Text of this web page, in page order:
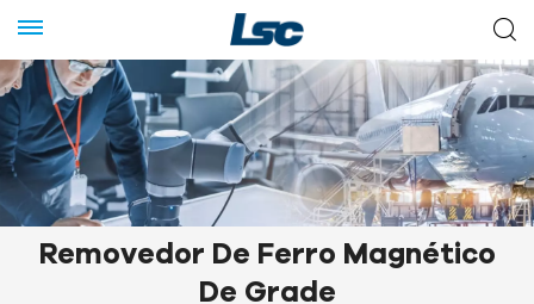
Removedor De Ferro Magnético
De Grade